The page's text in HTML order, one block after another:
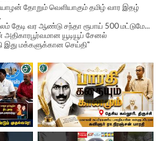
தோறும் வெளியாகும் தமிழ் வார இதழ்
தேடி வர ஆண்டு சந்தா ரூபாய் 500 மட்டுமே...
யூடியூப் சேனல்
இது மக்களுக்கான செய்தி"